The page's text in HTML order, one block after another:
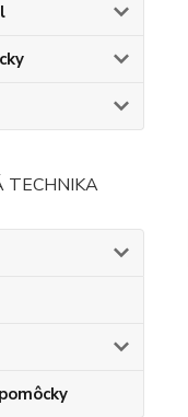
TECHNIKA